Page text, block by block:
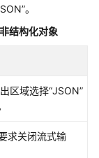
。
结构化对象
区域选择“JSON”
求关闭流式输